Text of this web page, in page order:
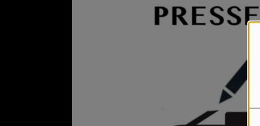
LA GRILLE DES PROGRAMMES